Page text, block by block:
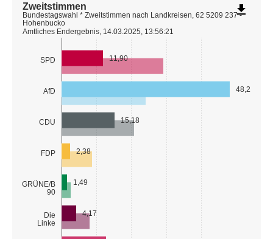
SPD
AfD
CDU
FDP
GRÜNE/B
90
Die
Linke
11,90
48,21
15,18
2,38
1,49
4,17
Zweitstimmen
Bundestagswahl * Zweitstimmen nach Landkreisen, 62 5209 237 -
Hohenbucko
Amtliches Endergebnis, 14.03.2025, 13:56:21
file_download